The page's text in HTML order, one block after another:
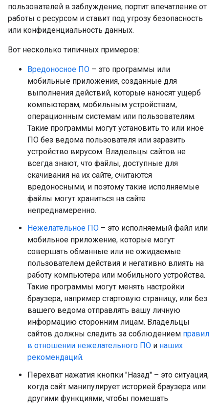
пользователей в заблуждение, портит впечатление от
работы с ресурсом и ставит под угрозу безопасность
или конфиденциальность данных.
Вот несколько типичных примеров:
Вредоносное ПО – это программы или
мобильные приложения, созданные для
выполнения действий, которые наносят ущерб
компьютерам, мобильным устройствам,
операционным системам или пользователям.
Такие программы могут установить то или иное
ПО без ведома пользователя или заразить
устройство вирусом. Владельцы сайтов не
всегда знают, что файлы, доступные для
скачивания на их сайте, считаются
вредоносными, и поэтому такие исполняемые
файлы могут храниться на сайте
непреднамеренно.
Нежелательное ПО – это исполняемый файл или
мобильное приложение, которые могут
совершать обманные или не ожидаемые
пользователем действия и негативно влиять на
работу компьютера или мобильного устройства.
Такие программы могут менять настройки
браузера, например стартовую страницу, или без
вашего ведома отправлять вашу личную
информацию сторонним лицам. Владельцы
сайтов должны следить за соблюдением правил
в отношении нежелательного ПО и наших
рекомендаций.
Перехват нажатия кнопки "Назад" – это ситуация,
когда сайт манипулирует историей браузера или
другими функциями, чтобы помешать